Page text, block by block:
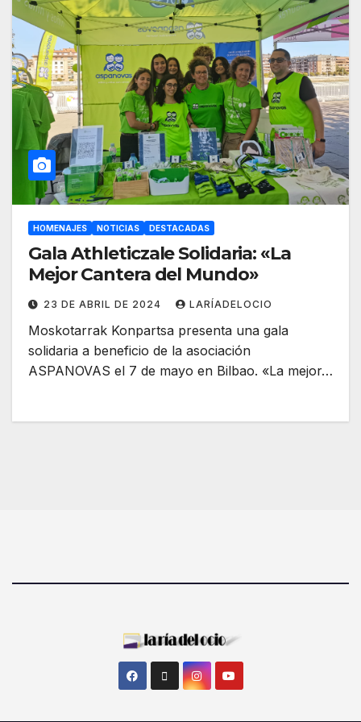
HOMENAJES NOTICIAS DESTACADAS
Gala Athleticzale Solidaria: «La
Mejor Cantera del Mundo»
23 DE ABRIL DE 2024 LARÍADELOCIO
Moskotarrak Konpartsa presenta una gala
solidaria a beneficio de la asociación
ASPANOVAS el 7 de mayo en Bilbao. «La mejor…